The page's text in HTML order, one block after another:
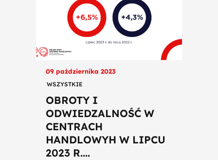
09 października 2023
WSZYSTKIE
OBROTY I
ODWIEDZALNOŚĆ W
CENTRACH
HANDLOWYH W LIPCU
2023 R....